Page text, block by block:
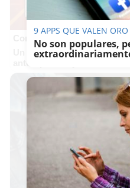
Corepunk MMORPG
Un verdadero MMORPG de
9 APPS QUE VALEN ORO
No son populares,